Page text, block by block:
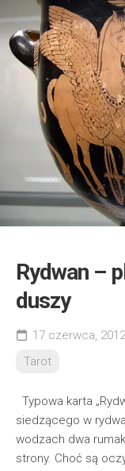
Rydwan –
duszy
17 czerwca, 2012
Tarot
Typowa karta
siedzącego w
wodzach dwa
strony. Choć są